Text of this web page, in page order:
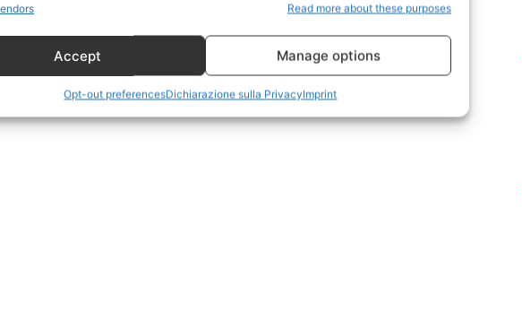
Read more about these purposes
Accept Manage options
Opt-out preferencesDichiarazione sulla PrivacyImprint